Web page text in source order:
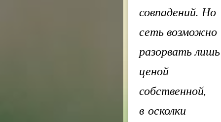
совпадений. Но
сеть возможно
разорвать лишь
ценой
собственной,
в осколки